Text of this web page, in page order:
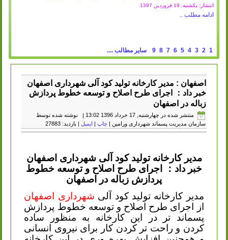
انتشار: یکشنبه, 19 فروردين 1397
ادامه مطلب ..
1
2
3
4
5
6
7
8
9 سایر مطالب ....
اصفهان : مدیر کارخانه تولید کود آلی شهرداری اصفهان
خبر داد： اجرای طرح اصلاح و توسعه خطوط پردازش
زباله در اصفهان
منتشر شده در چهارشنبه, 17 خرداد 1396 13:02 |
نوشته شده توسط
سازمان مدیریت پسماند شهرداری ورامین | چاپ | ایمیل | بازدید: 27883
مدیر کارخانه تولید کود آلی شهرداری اصفهان
خبر داد ：
اجرای طرح اصلاح و توسعه خطوط
پردازش زباله در اصفهان
مدیر کارخانه تولید کود آلی شهرداری اصفهان
از اجرای طرح اصلاح و توسعه خطوط پردازش
پسماند تر در این کارخانه به منظور ساده
کردن و راحت تر کردن کار برای نیروی انسانی